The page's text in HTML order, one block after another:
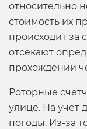
относительно
стоимость их
происходит за
отсекают
прохождении
Роторные
улице. На учет
погоды. Из-за